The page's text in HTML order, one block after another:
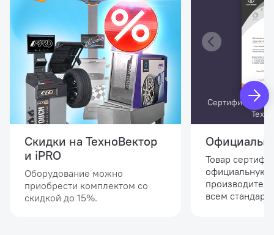
Скидки на ТехноВектор
и iPRO
Оборудование можно
приобрести комплектом со
скидкой до 15%.
Сертификат
Товар
официальную
всем